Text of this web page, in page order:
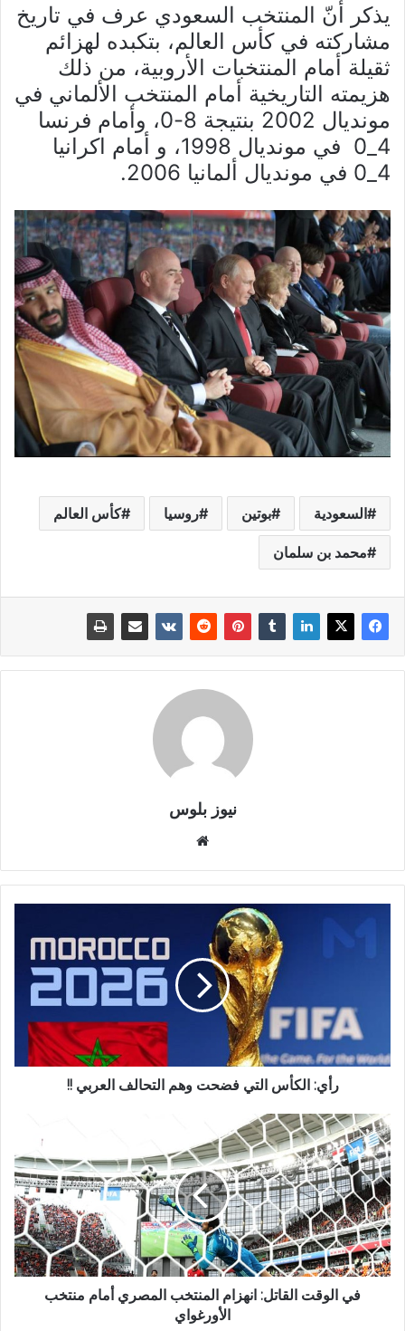
يذكر أنّ المنتخب السعودي عرف في تاريخ
مشاركته في كأس العالم، بتكبده لهزائم
ثقيلة أمام المنتخبات الأروبية، من ذلك
هزيمته التاريخية أمام المنتخب الألماني في
مونديال 2002 بنتيجة 8-0، وأمام فرنسا
4_0 في مونديال 1998، و أمام اكرانيا
4_0 في مونديال ألمانيا 2006.
السعودية بوتين روسيا كأس العالم
محمد بن سلمان
نيوز بلوس
رأي: الكأس التي فضحت وهم التحالف العربي !!
في الوقت القاتل: انهزام المنتخب المصري أمام منتخب
الأورغواي